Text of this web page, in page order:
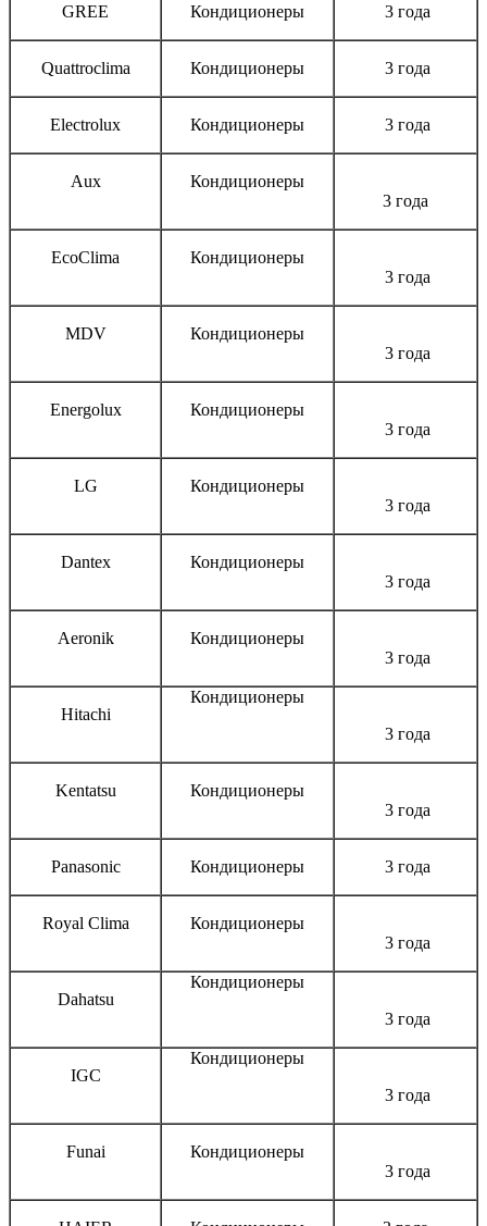
GREE Кондиционеры 3 года
Quattroclima Кондиционеры 3 года
Electrolux Кондиционеры 3 года
Aux
Кондиционеры
3 года
EcoClima
Кондиционеры
3 года
MDV
Кондиционеры
3 года
Energolux
Кондиционеры
3 года
LG
Кондиционеры
3 года
Dantex
Кондиционеры
3 года
Aeronik
Кондиционеры
3 года
Hitachi
Кондиционеры
3 года
Kentatsu
Кондиционеры
3 года
Panasonic Кондиционеры 3 года
Royal Clima
Кондиционеры
3 года
Dahatsu
Кондиционеры
3 года
IGC
Кондиционеры
3 года
Funai
Кондиционеры
3 года